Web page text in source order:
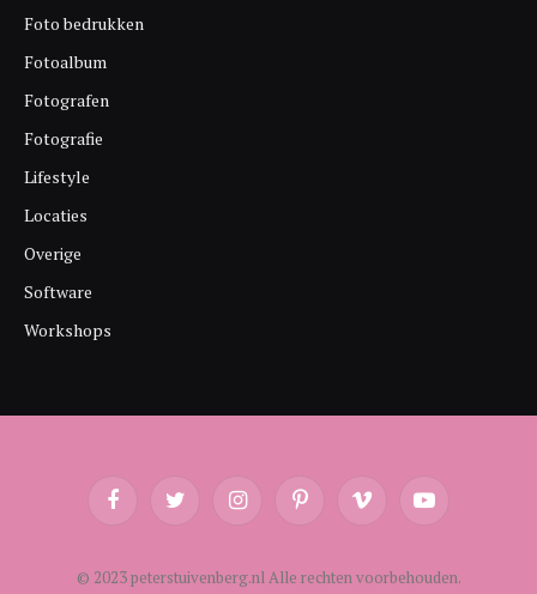
Foto bedrukken
Fotoalbum
Fotografen
Fotografie
Lifestyle
Locaties
Overige
Software
Workshops
FacebookTwitter InstagramPinterestVimeo YouTube
© 2023 peterstuivenberg.nl Alle rechten voorbehouden.